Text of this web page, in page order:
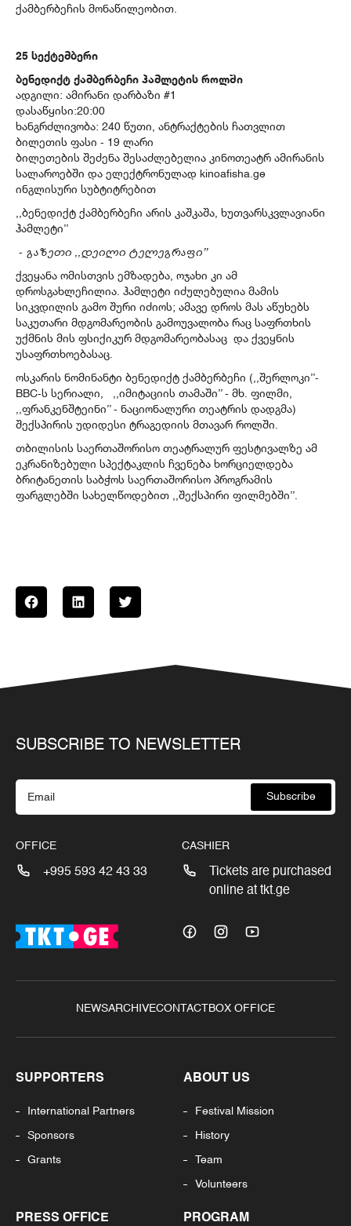
ქამბერბეჩის მონაწილეობით.
25 სექტემბერი
ბენედიქტ ქამბერბეჩი ჰამლეტის როლში
ადგილი: ამირანი დარბაზი #1
დასაწყისი:20:00
ხანგრძლივობა: 240 წუთი, ანტრაქტების ჩათვლით
ბილეთის ფასი - 19 ლარი
ბილეთების შეძენა შესაძლებელია კინოთეატრ ამირანის
სალაროებში და ელექტრონულად kinoafisha.ge
ინგლისური სუბტიტრებით
,,ბენედიქტ ქამბერბეჩი არის კაშკაშა, ხუთვარსკვლავიანი
ჰამლეტი’’
- გაზეთი ,,დეილი ტელეგრაფი’’
ქვეყანა ომისთვის ემზადება, ოჯახი კი ამ
დროსგახლეჩილია. ჰამლეტი იძულებულია მამის
სიკვდილის გამო შური იძიოს; ამავე დროს მას აწუხებს
საკუთარი მდგომარეობის გამოუვალობა რაც საფრთხის
უქმნის მის ფსიქიკურ მდგომარეობასაც და ქვეყნის
უსაფრთხოებასაც.
ოსკარის ნომინანტი ბენედიქტ ქამბერბეჩი (,,შერლოკი’’-
BBC-ს სერიალი, ,,იმიტაციის თამაში’’ - მხ. ფილმი,
,,ფრანკენშტეინი’’ - ნაციონალური თეატრის დადგმა)
შექსპირის უდიდესი ტრაგედიის მთავარ როლში.
თბილისის საერთაშორისო თეატრალურ ფესტივალზე ამ
ეკრანიზებული სპექტაკლის ჩვენება ხორციელდება
ბრიტანეთის საბჭოს საერთაშორისო პროგრამის
ფარგლებში სახელწოდებით ,,შექსპირი ფილმებში’’.
SUBSCRIBE TO NEWSLETTER
Subscribe
OFFICE
+995 593 42 43 33
CASHIER
Tickets are purchased
online at tkt.ge
NEWSARCHIVECONTACT BOX OFFICE
SUPPORTERS
International Partners
Sponsors
Grants
ABOUT US
Festival Mission
History
Team
Volunteers
PRESS OFFICE PROGRAM